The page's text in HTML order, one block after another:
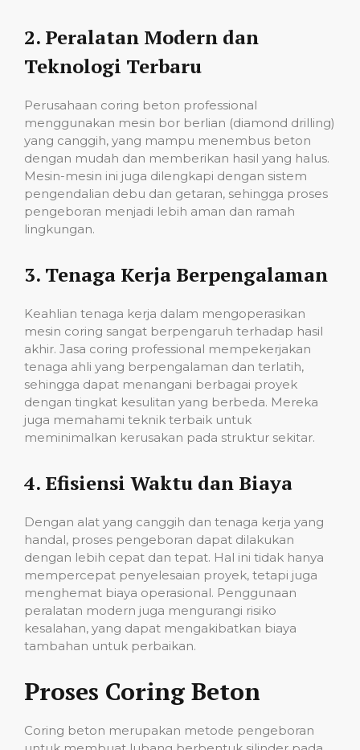
2. Peralatan Modern dan
Teknologi Terbaru
Perusahaan coring beton professional
menggunakan mesin bor berlian (diamond drilling)
yang canggih, yang mampu menembus beton
dengan mudah dan memberikan hasil yang halus.
Mesin-mesin ini juga dilengkapi dengan sistem
pengendalian debu dan getaran, sehingga proses
pengeboran menjadi lebih aman dan ramah
lingkungan.
3. Tenaga Kerja Berpengalaman
Keahlian tenaga kerja dalam mengoperasikan
mesin coring sangat berpengaruh terhadap hasil
akhir. Jasa coring professional mempekerjakan
tenaga ahli yang berpengalaman dan terlatih,
sehingga dapat menangani berbagai proyek
dengan tingkat kesulitan yang berbeda. Mereka
juga memahami teknik terbaik untuk
meminimalkan kerusakan pada struktur sekitar.
4. Efisiensi Waktu dan Biaya
Dengan alat yang canggih dan tenaga kerja yang
handal, proses pengeboran dapat dilakukan
dengan lebih cepat dan tepat. Hal ini tidak hanya
mempercepat penyelesaian proyek, tetapi juga
menghemat biaya operasional. Penggunaan
peralatan modern juga mengurangi risiko
kesalahan, yang dapat mengakibatkan biaya
tambahan untuk perbaikan.
Proses Coring Beton
Coring beton merupakan metode pengeboran